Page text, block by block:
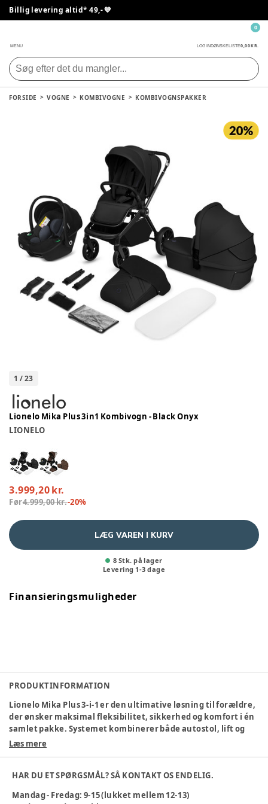
Billig levering altid* 49,- 💙
MENU LOG INDØNSKELISTE0,00 KR.
0
FORSIDE VOGNE KOMBIVOGNE KOMBIVOGNSPAKKER
1 /23
Lionelo Mika Plus 3in1 Kombivogn - Black Onyx
LIONELO
3.999,20 kr.
Før4.999,00 kr.-20%
LÆG VAREN I KURV
8 Stk. på lager
Levering 1-3 dage
Finansieringsmuligheder
PRODUKTINFORMATION
Lionelo Mika Plus 3-i-1 er den ultimative løsning til forældre,
der ønsker maksimal fleksibilitet, sikkerhed og komfort i én
samlet pakke. Systemet kombinerer både autostol, lift og
klapvogn, så du er dækket ind fra barnets første dag og flere
avanceret sidebeskyttelse og ergonomisk støtte. Liftens
behageligt klima for babyen året rundt, mens
Læs mere
HAR DU ET SPØRGSMÅL? SÅ KONTAKT OS ENDELIG.
Mandag - Fredag: 9-15 (lukket mellem 12-13)